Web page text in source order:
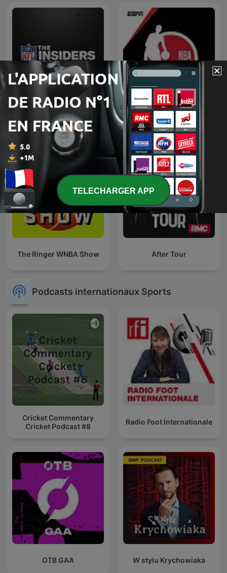
NFL: The Insiders NBA on ESPN
The Ringer WNBA Show After Tour
Podcasts internationaux Sports
Cricket Commentary
Cricket Podcast #8
Radio Foot Internationale
OTB GAA W stylu Krychowiaka
TELECHARGER APP